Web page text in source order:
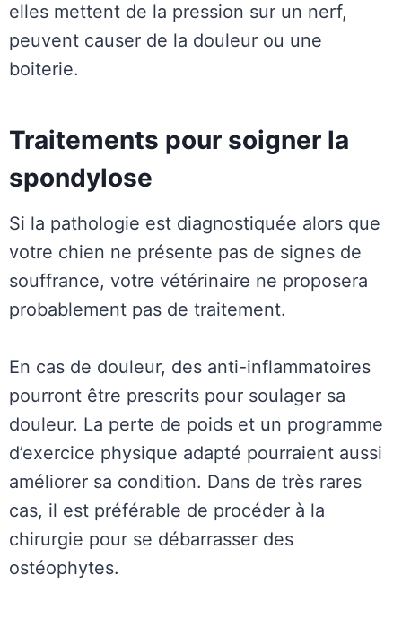
elles mettent de la pression sur un nerf,
peuvent causer de la douleur ou une
boiterie.
Traitements pour soigner la
spondylose
Si la pathologie est diagnostiquée alors que
votre chien ne présente pas de signes de
souffrance, votre vétérinaire ne proposera
probablement pas de traitement.
En cas de douleur, des anti-inflammatoires
pourront être prescrits pour soulager sa
douleur. La perte de poids et un programme
d’exercice physique adapté pourraient aussi
améliorer sa condition. Dans de très rares
cas, il est préférable de procéder à la
chirurgie pour se débarrasser des
ostéophytes.